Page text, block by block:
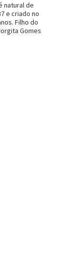
natural de
e criado no
Filho do
Gomes